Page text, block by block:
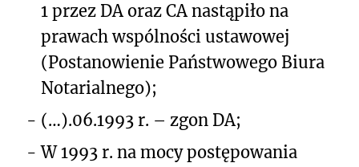
1 przez DA oraz CA nastąpiło na
prawach wspólności ustawowej
(Postanowienie Państwowego Biura
Notarialnego);
- (…).06.1993 r. – zgon DA;
- W 1993 r. na mocy postępowania